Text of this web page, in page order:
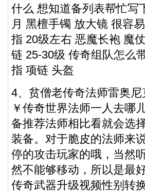
什么 想知道备列表帮忙写
月 黑檀手镯 放大镜 很容
指 20级左右 恶魔长袍 魔
链 25-30级 传奇组队怎么
指 项链 头盔
4、贫僧老传奇法师雷奥
￥传奇世界法师一人去哪
备推荐法师相比看就会选
装备。对于脆皮的法师来
停的攻击玩家的哦，当然
然不能够移动，所以是最
传奇武器升级视频性别转